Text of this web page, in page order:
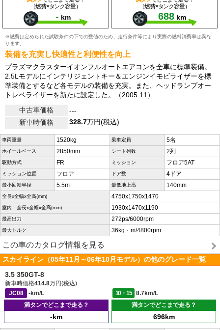
（燃費×タンク容量）
- km
（燃費×タンク容量）
688 km
※燃費は定められた試験条件の下での数値のため、走行条件等により実際の燃料消費率は異な
ります。
装備を充実し快適性と利便性を向上
プラズマクラスターイオンフルオートエアコンを全車に標準装備。
2.5Lモデルにインテリジェントキー＆エンジンイモビライザーを標
準装備とするなど各モデルの装備を充実。また、ヘッドランプオー
トレベライザーを新たに設定した。（2005.11）
中古車価格
---
新車時価格
328.7万円(税込)
車両重量 1520kg 乗車定員 5名
ホイールベース 2850mm シート列数 2列
駆動方式 FR ミッション フロア5AT
ミッション位置 フロア ドア数 4ドア
最小回転半径 5.5m 最低地上高 140mm
全長x全幅x全高(mm) 4750x1750x1470
室内 全長x全幅x全高(mm) 1930x1470x1190
最高出力 272ps/6000rpm
最大トルク 36kg・m/4800rpm
この車のカタログ情報を見る
スカイライン（05年11月～06年10月モデル）の他のグレード一覧
3.5 350GT-8
新車時価格414.8万円(税込)
JC08
-km/L 10・15
8.7km/L
満タンでどこまで走る？
-km
満タンでどこまで走る？
696km